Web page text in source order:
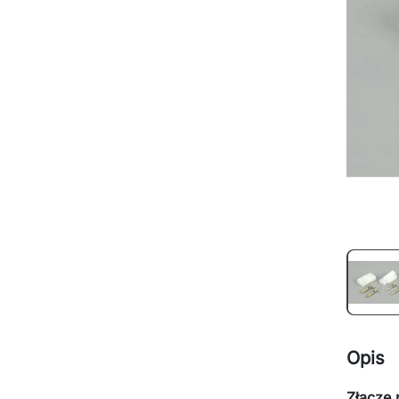
Opis